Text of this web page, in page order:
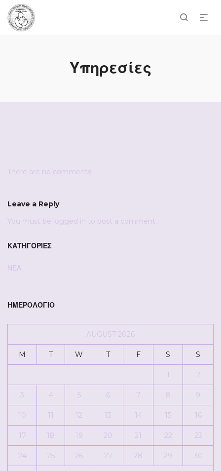
Υπηρεσίες
There are no comments
Leave a Reply
You must be logged in to post a comment.
ΚΑΤΗΓΟΡΊΕΣ
ΝΕΑ
ΗΜΕΡΟΛΌΓΙΟ
AUGUST 2026
M T W T F S S
1 2
3 4 5 6 7 8 9
10 11 12 13 14 15 16
17 18 19 20 21 22 23
24 25 26 27 28 29 30